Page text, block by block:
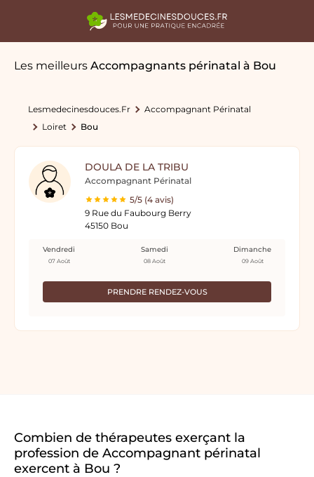
Les meilleurs Accompagnants périnatal à Bou
Lesmedecinesdouces.fr
Accompagnant Périnatal
Loiret
Bou
DOULA DE LA TRIBU
Accompagnant Périnatal
5/5 (4 avis)
9 Rue du Faubourg Berry
45150 Bou
PRENDRE RENDEZ-VOUS
Vendredi
07 Août
Samedi
08 Août
Dimanche
09 Août
Combien de thérapeutes exerçant la
profession de Accompagnant périnatal
exercent à Bou ?